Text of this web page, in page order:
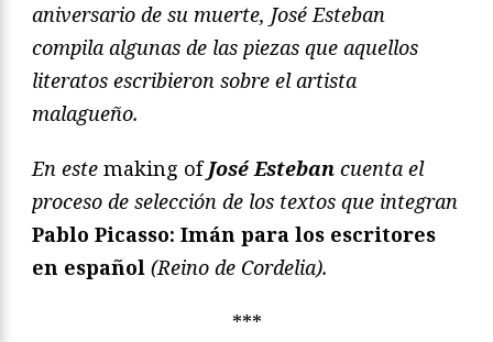
aniversario de su muerte, José Esteban
compila algunas de las piezas que aquellos
literatos escribieron sobre el artista
malagueño.
En este making ofJosé Esteban cuenta el
proceso de selección de los textos que integran
Pablo Picasso: Imán para los escritores
en español (Reino de Cordelia).
***